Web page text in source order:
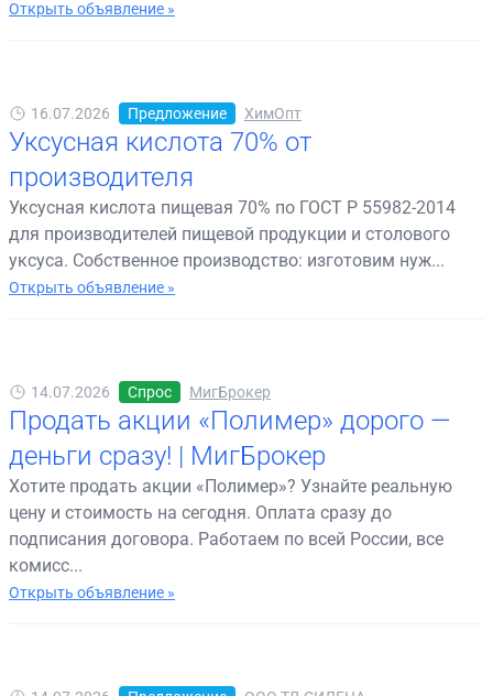
Открыть объявление »
16.07.2026 Предложение ХимОпт
Уксусная кислота 70% от
производителя
Уксусная кислота пищевая 70% по ГОСТ Р 55982-2014
для производителей пищевой продукции и столового
уксуса. Собственное производство: изготовим нуж...
Открыть объявление »
14.07.2026 Спрос МигБрокер
Продать акции «Полимер» дорого —
деньги сразу! | МигБрокер
Хотите продать акции «Полимер»? Узнайте реальную
цену и стоимость на сегодня. Оплата сразу до
подписания договора. Работаем по всей России, все
комисс...
Открыть объявление »